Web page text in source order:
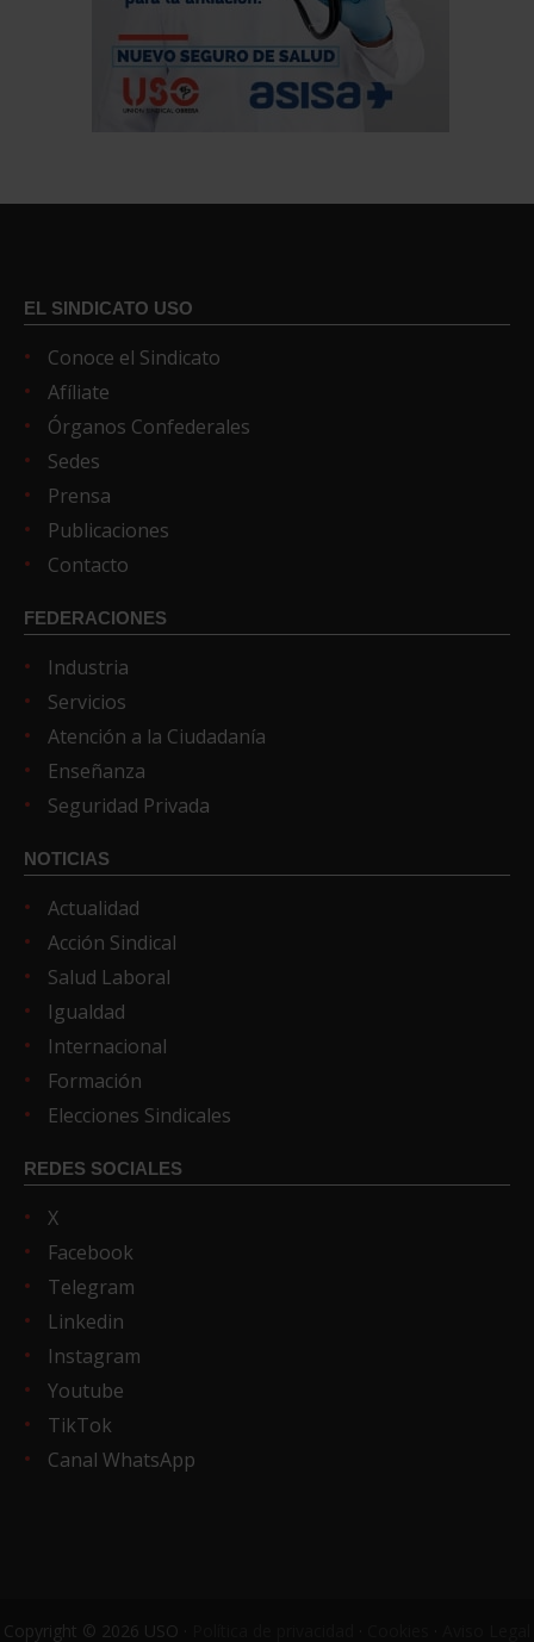
EL SINDICATO USO
Conoce el Sindicato
Afíliate
Órganos Confederales
Sedes
Prensa
Publicaciones
Contacto
FEDERACIONES
Industria
Servicios
Atención a la Ciudadanía
Enseñanza
Seguridad Privada
NOTICIAS
Actualidad
Acción Sindical
Salud Laboral
Igualdad
Internacional
Formación
Elecciones Sindicales
REDES SOCIALES
X
Facebook
Telegram
Linkedin
Instagram
Youtube
TikTok
Canal WhatsApp
Copyright © 2026 USO ·